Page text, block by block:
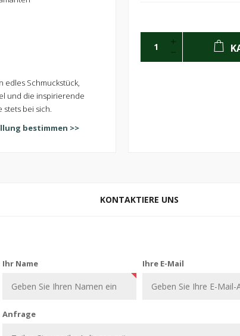
edles Schmuckstück,
und die inspirierende
stets bei sich.
bestimmen >>
KONTAKTIERE UNS
Ihr Name Ihre E-Mail
Anfrage